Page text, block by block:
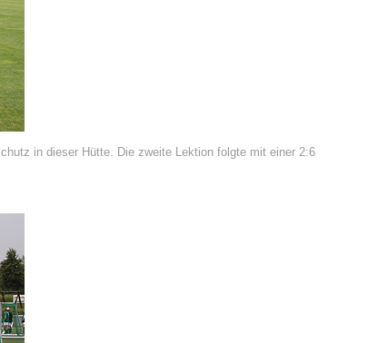
in dieser Hütte. Die zweite Lektion folgte mit einer 2:6